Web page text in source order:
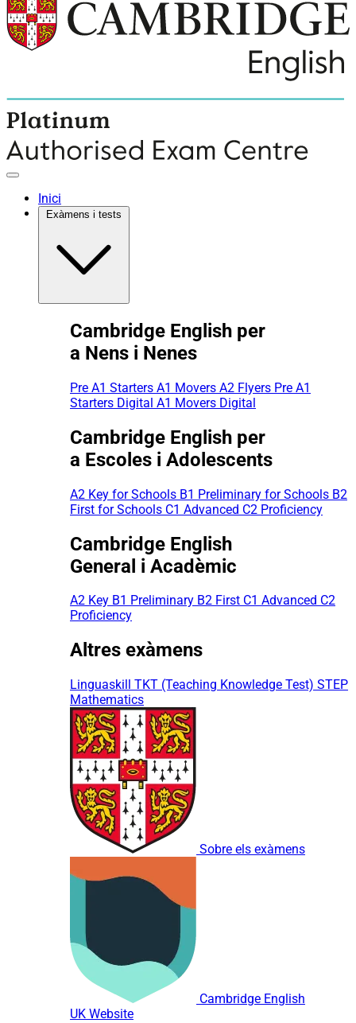
Inici
Cambridge English per
a Nens i Nenes
Pre A1 Starters A1 Movers A2 Flyers Pre A1
Starters Digital A1 Movers Digital
Cambridge English per
a Escoles i Adolescents
A2 Key for Schools B1 Preliminary for Schools B2
First for Schools C1 Advanced C2 Proficiency
Cambridge English
General i Acadèmic
A2 Key B1 Preliminary B2 First C1 Advanced C2
Proficiency
Altres exàmens
Linguaskill TKT (Teaching Knowledge Test) STEP
Mathematics
Sobre els exàmens
Cambridge English
UK Website